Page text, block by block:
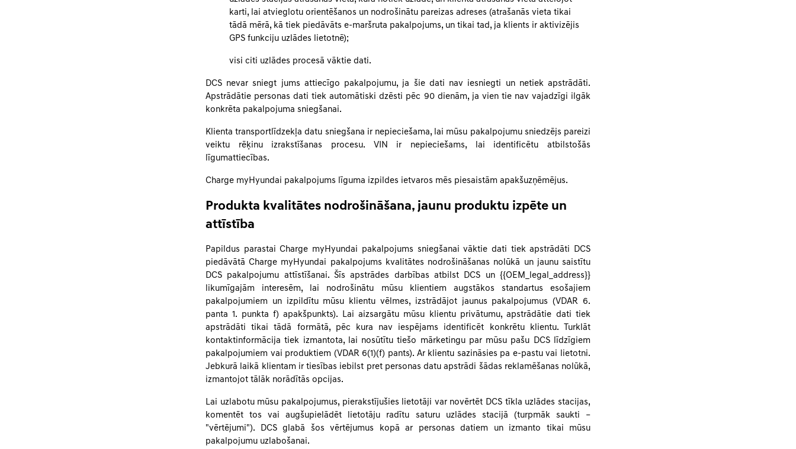
karti, lai atvieglotu orientēšanos un nodrošinātu pareizas adreses (atrašanās vieta tikai
tādā mērā, kā tiek piedāvāts e-maršruta pakalpojums, un tikai tad, ja klients ir aktivizējis
GPS funkciju uzlādes lietotnē);
visi citi uzlādes procesā vāktie dati.
DCS nevar sniegt jums attiecīgo pakalpojumu, ja šie dati nav iesniegti un netiek apstrādāti.
Apstrādātie personas dati tiek automātiski dzēsti pēc 90 dienām, ja vien tie nav vajadzīgi ilgāk
konkrēta pakalpojuma sniegšanai.
Klienta transportlīdzekļa datu sniegšana ir nepieciešama, lai mūsu pakalpojumu sniedzējs pareizi
veiktu rēķinu izrakstīšanas procesu. VIN ir nepieciešams, lai identificētu atbilstošās
līgumattiecības.
Charge myHyundai pakalpojums līguma izpildes ietvaros mēs piesaistām apakšuzņēmējus.
Produkta kvalitātes nodrošināšana, jaunu produktu izpēte un
attīstība
Papildus parastai Charge myHyundai pakalpojums sniegšanai vāktie dati tiek apstrādāti DCS
piedāvātā Charge myHyundai pakalpojums kvalitātes nodrošināšanas nolūkā un jaunu saistītu
DCS pakalpojumu attīstīšanai. Šīs apstrādes darbības atbilst DCS un {{OEM_legal_address}}
likumīgajām interesēm, lai nodrošinātu mūsu klientiem augstākos standartus esošajiem
pakalpojumiem un izpildītu mūsu klientu vēlmes, izstrādājot jaunus pakalpojumus (VDAR 6.
panta 1. punkta f) apakšpunkts). Lai aizsargātu mūsu klientu privātumu, apstrādātie dati tiek
apstrādāti tikai tādā formātā, pēc kura nav iespējams identificēt konkrētu klientu. Turklāt
kontaktinformācija tiek izmantota, lai nosūtītu tiešo mārketingu par mūsu pašu DCS līdzīgiem
pakalpojumiem vai produktiem (VDAR 6(1)(f) pants). Ar klientu sazināsies pa e-pastu vai lietotni.
Jebkurā laikā klientam ir tiesības iebilst pret personas datu apstrādi šādas reklamēšanas nolūkā,
izmantojot tālāk norādītās opcijas.
Lai uzlabotu mūsu pakalpojumus, pierakstījušies lietotāji var novērtēt DCS tīkla uzlādes stacijas,
komentēt tos vai augšupielādēt lietotāju radītu saturu uzlādes stacijā (turpmāk saukti –
"vērtējumi"). DCS glabā šos vērtējumus kopā ar personas datiem un izmanto tikai mūsu
pakalpojumu uzlabošanai.